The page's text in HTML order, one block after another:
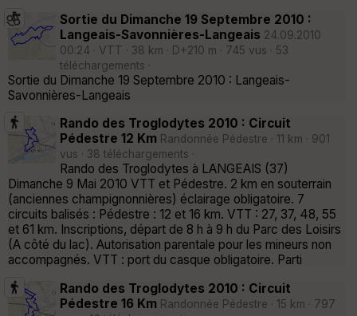
Sortie du Dimanche 19 Septembre 2010 :
Langeais-Savonnières-Langeais 24.09.2010
00:24 · VTT · 38 km · D+210 m · 745 vus · 53
téléchargements ·
Sortie du Dimanche 19 Septembre 2010 : Langeais-
Savonnières-Langeais
Rando des Troglodytes 2010 : Circuit
Pédestre 12 Km Randonnée Pédestre · 11 km · 901
vus · 38 téléchargements ·
Rando des Troglodytes à LANGEAIS (37)
Dimanche 9 Mai 2010 VTT et Pédestre. 2 km en souterrain
(anciennes champignonnières) éclairage obligatoire. 7
circuits balisés : Pédestre : 12 et 16 km. VTT : 27, 37, 48, 55
et 61 km. Inscriptions, départ de 8 h à 9 h du Parc des Loisirs
(A côté du lac). Autorisation parentale pour les mineurs non
accompagnés. VTT : port du casque obligatoire. Parti
Rando des Troglodytes 2010 : Circuit
Pédestre 16 Km Randonnée Pédestre · 15 km · 797